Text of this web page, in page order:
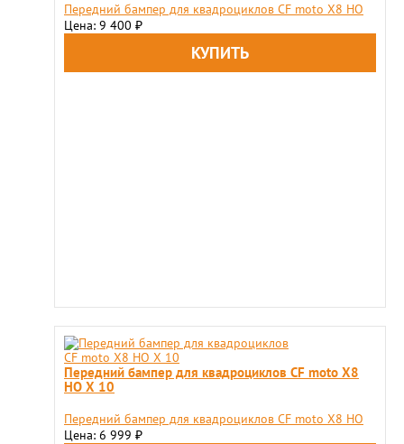
Передний бампер для квадроциклов CF moto X8 HO
Цена: 9 400 ₽
Передний бампер для квадроциклов CF moto X8
HO X 10
Передний бампер для квадроциклов CF moto X8 HO
Цена: 6 999 ₽